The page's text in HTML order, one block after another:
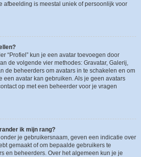
afbeelding is meestal uniek of persoonlijk voor
“Profiel” kun je een avatar toevoegen door
de volgende vier methodes: Gravatar, Galerij,
de beheerders om avatars in te schakelen en om
een avatar kan gebruiken. Als je geen avatars
op met een beheerder voor je vragen
ik mijn rang?
je gebruikersnaam, geven een indicatie over
gemaakt of om bepaalde gebruikers te
en beheerders. Over het algemeen kun je je